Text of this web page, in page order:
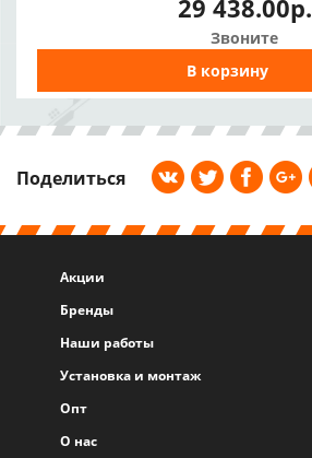
29 438.00р.
Звоните
В корзину
Поделиться
Акции
Бренды
Наши работы
Установка и монтаж
Опт
О нас